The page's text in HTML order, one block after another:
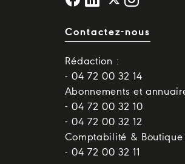
Contactez-nous
Rédaction :
- 04 72 00 32 14
Abonnements et
- 04 72 00 32 10
- 04 72 00 32 12
Comptabilité & Boutique
- 04 72 00 32 11